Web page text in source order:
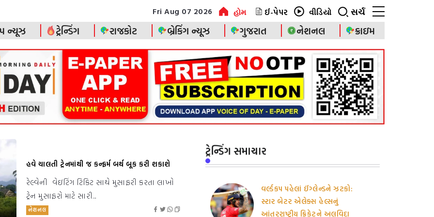
Fri Aug 07 2026 હોમ ઈ-પેપર વીડિયો સર્ચ
ન્યૂઝ ટ્રેન્ડિંગ રાજકોટ બ્રેકિંગ ન્યૂઝ ગુજરાત નેશનલ ક્રાઇમ
હવે ચાલતી ટ્રેનમાંથી જ કન્ફર્મ બર્થ બૂક કરી શકાશે
રેલ્વેની વેઇટિંગ ટિકિટ સાથે મુસાફરી કરતા લાખો
ટ્રેન મુસાફરો માટે સારી...
નેશનલ
ટ્રેન્ડિંગ સમાચાર
વર્લ્ડકપ પહેલાં ઈંગ્લેન્ડને ઝટકો:
સ્ટાર બેટર એલેક્સ હેલ્સનું
આંતરરાષ્ટ્રીય ક્રિકેટને અલવિદા